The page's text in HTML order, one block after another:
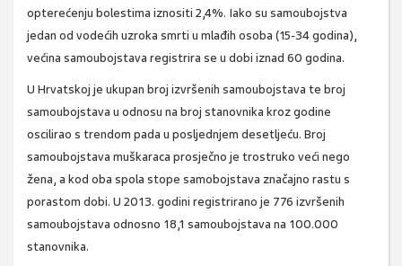
opterećenju bolestima iznositi 2,4%. Iako su samoubojstva
jedan od vodećih uzroka smrti u mlađih osoba (15-34 godina),
većina samoubojstava registrira se u dobi iznad 60 godina.
U Hrvatskoj je ukupan broj izvršenih samoubojstava te broj
samoubojstava u odnosu na broj stanovnika kroz godine
oscilirao s trendom pada u posljednjem desetljeću. Broj
samoubojstava muškaraca prosječno je trostruko veći nego
žena, a kod oba spola stope samobojstava značajno rastu s
porastom dobi. U 2013. godini registrirano je 776 izvršenih
samoubojstava odnosno 18,1 samoubojstava na 100.000
stanovnika.